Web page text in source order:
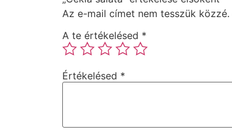
Az e-mail címet nem tesszük közzé.
A te értékelésed *
Értékelésed *